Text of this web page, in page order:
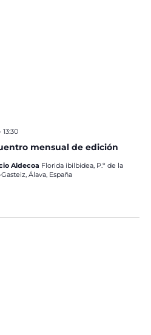
mensual de edición
13:30
Aldecoa Florida ibilbidea, P.º de la
Álava, España